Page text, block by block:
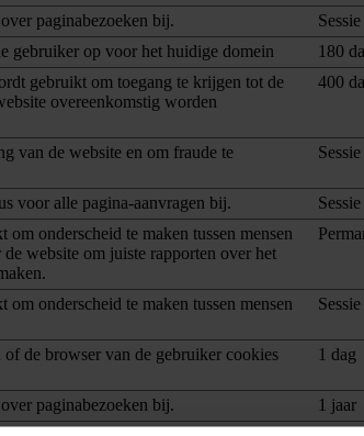
paginabezoeken bij.
Sessie
gebruiker op voor het huidige domein
180
gebruikt om toegang te krijgen tot de
overeenkomstig worden
400
van de website en om fraude te
Sessie
voor alle pagina-aanvragen bij. Sessie
onderscheid te maken tussen mensen
website om juiste rapporten over het
onderscheid te maken tussen mensen
Sessie
de browser van de gebruiker cookies
1 dag
paginabezoeken bij. 1 jaar